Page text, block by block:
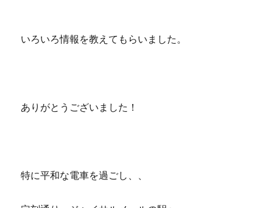
いろいろ情報を教えてもらいました。
ありがとうございました！
特に平和な電車を過ごし、、